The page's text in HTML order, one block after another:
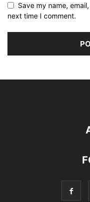
Save my name,
next time I comment.